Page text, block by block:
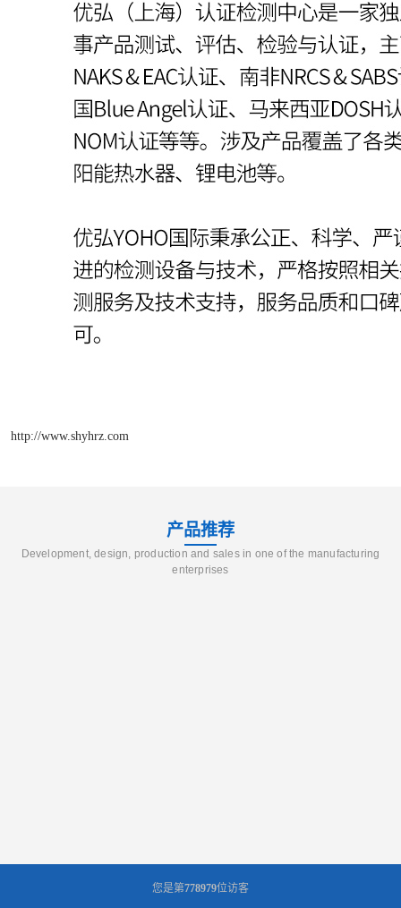
http://www.shyhrz.com
产品推荐
Development, design, production and sales in one of the manufacturing
enterprises
您是第778979位访客